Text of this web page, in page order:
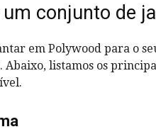
conjunto de
em Polywood para o
listamos os